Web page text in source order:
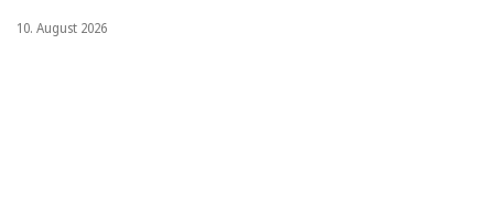
10. August 2026